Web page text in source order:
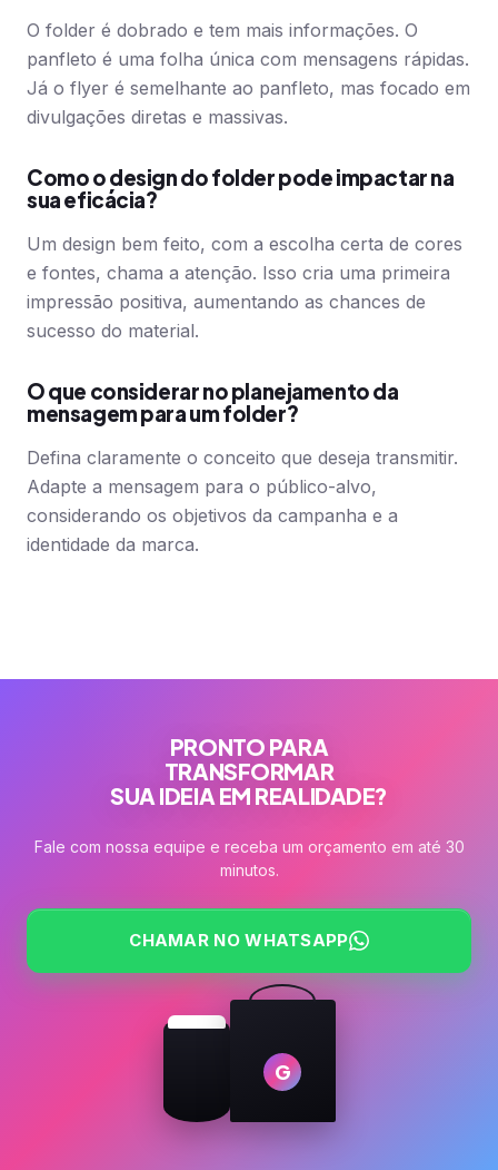
O folder é dobrado e tem mais informações. O
panfleto é uma folha única com mensagens rápidas.
Já o flyer é semelhante ao panfleto, mas focado em
divulgações diretas e massivas.
Como o design do folder pode impactar na
sua eficácia?
Um design bem feito, com a escolha certa de cores
e fontes, chama a atenção. Isso cria uma primeira
impressão positiva, aumentando as chances de
sucesso do material.
O que considerar no planejamento da
mensagem para um folder?
Defina claramente o conceito que deseja transmitir.
Adapte a mensagem para o público-alvo,
considerando os objetivos da campanha e a
identidade da marca.
PRONTO PARA
TRANSFORMAR
SUA IDEIA EM REALIDADE?
Fale com nossa equipe e receba um orçamento em até 30
minutos.
CHAMAR NO WHATSAPP
G